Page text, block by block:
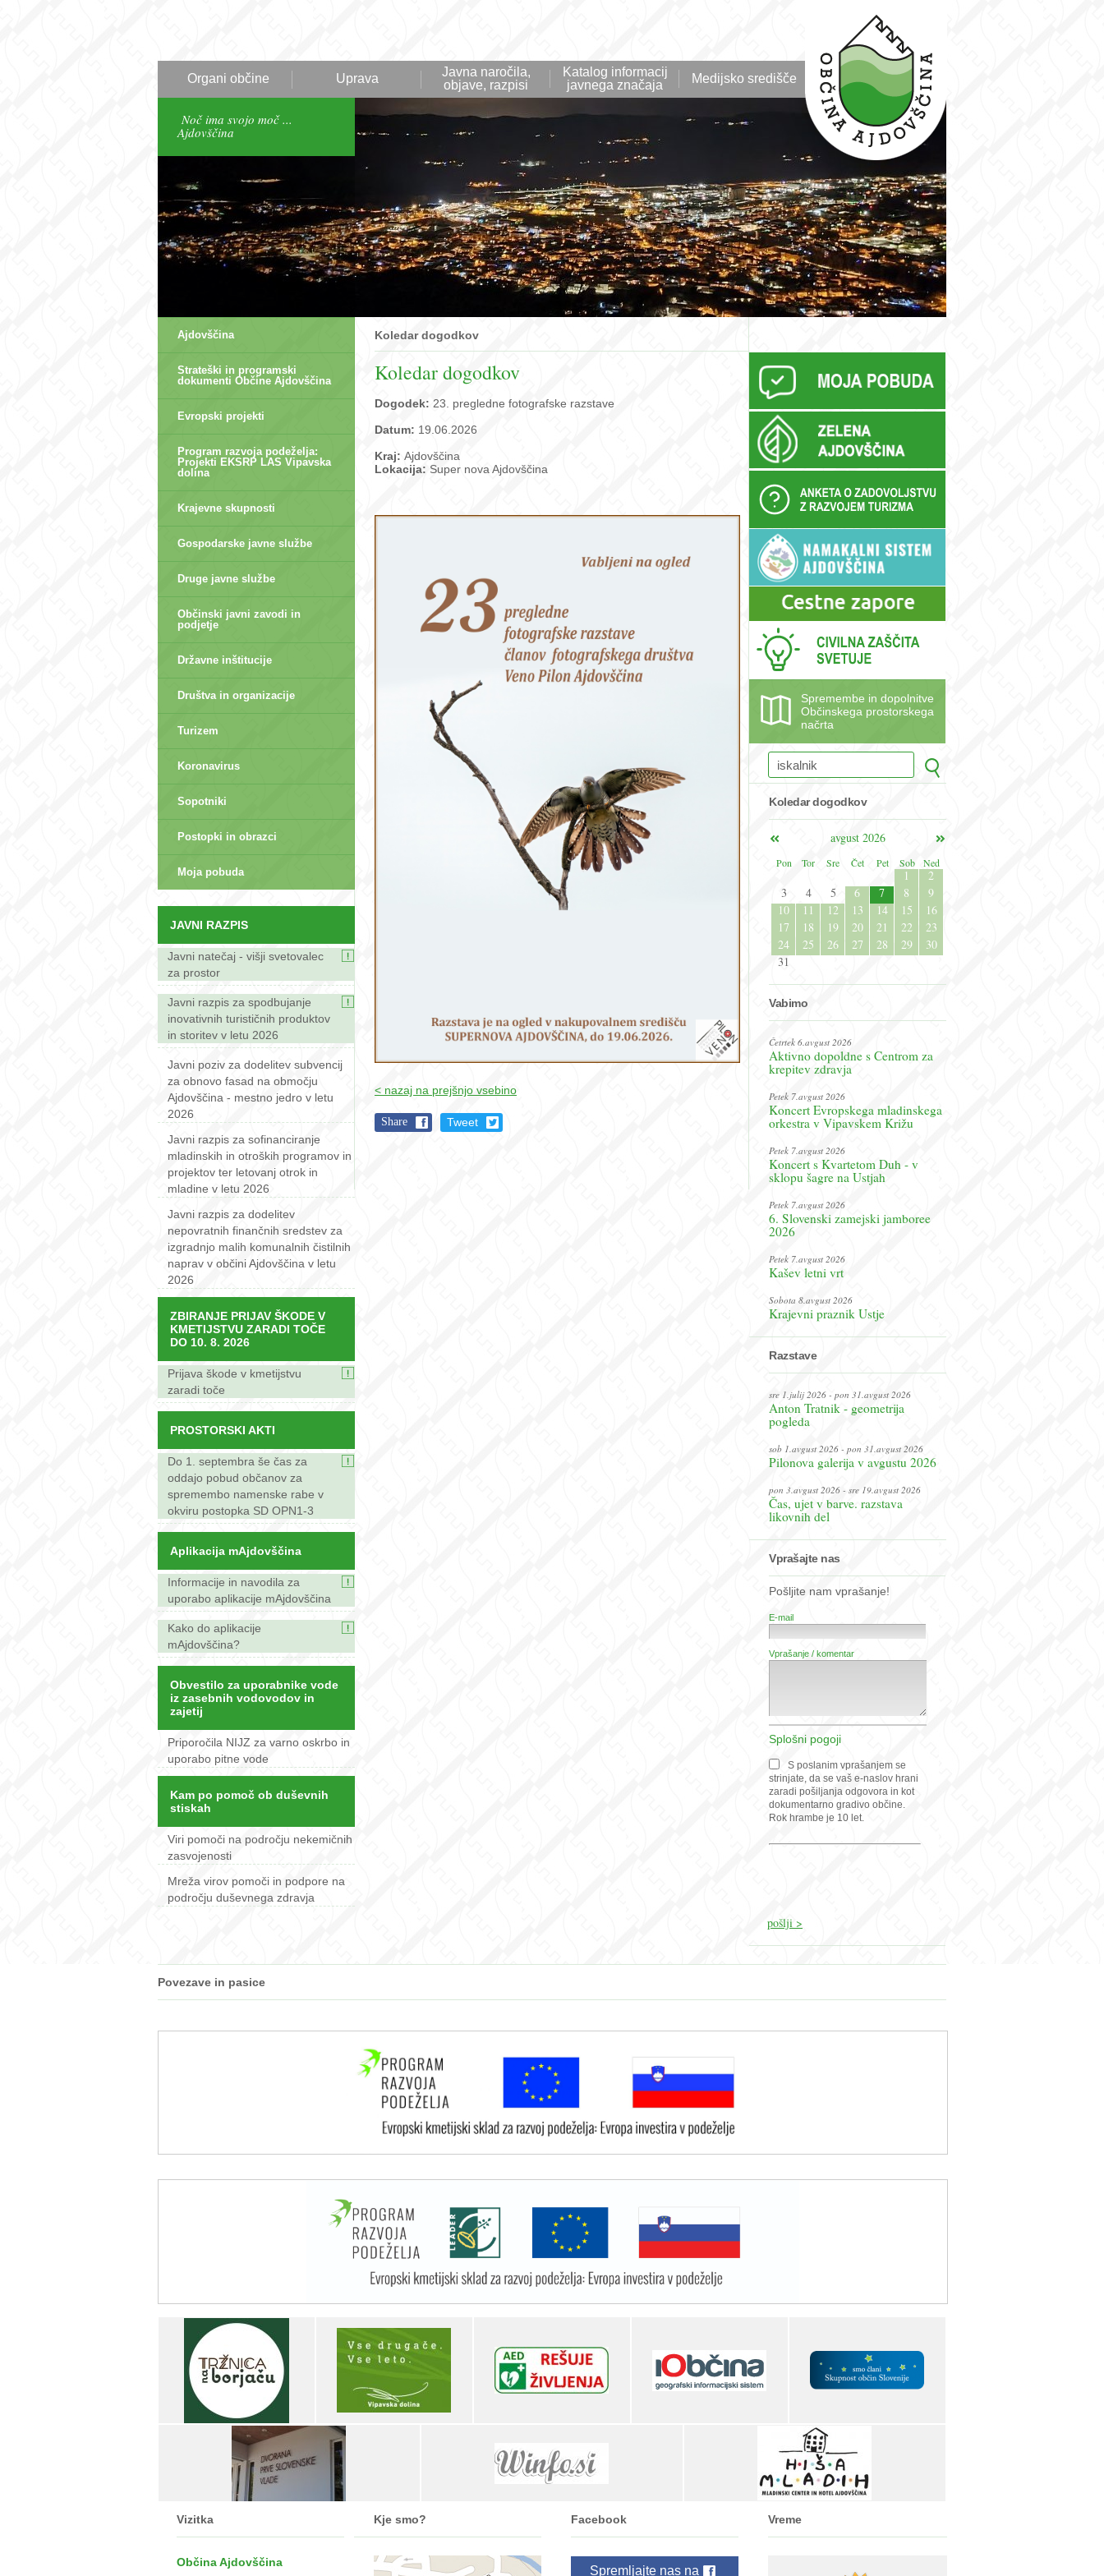
Organi občine Uprava
Javna naročila,
objave, razpisi
Katalog informacij
javnega značaja
Medijsko središče
Noč ima svojo moč ...
Ajdovščina
Ajdovščina
Strateški in programski
dokumenti Občine Ajdovščina
Evropski projekti
Program razvoja podeželja:
Projekti EKSRP LAS Vipavska
dolina
Krajevne skupnosti
Gospodarske javne službe
Druge javne službe
Občinski javni zavodi in
podjetje
Državne inštitucije
Društva in organizacije
Turizem
Koronavirus
Sopotniki
Postopki in obrazci
Moja pobuda
JAVNI RAZPIS
Javni natečaj - višji svetovalec
za prostor
Javni razpis za spodbujanje
inovativnih turističnih produktov
in storitev v letu 2026
Javni poziv za dodelitev subvencij
za obnovo fasad na območju
Ajdovščina - mestno jedro v letu
2026
Javni razpis za sofinanciranje
mladinskih in otroških programov in
projektov ter letovanj otrok in
mladine v letu 2026
Javni razpis za dodelitev
nepovratnih finančnih sredstev za
izgradnjo malih komunalnih čistilnih
naprav v občini Ajdovščina v letu
2026
ZBIRANJE PRIJAV ŠKODE V
KMETIJSTVU ZARADI TOČE
DO 10. 8. 2026
Prijava škode v kmetijstvu
zaradi toče
PROSTORSKI AKTI
Do 1. septembra še čas za
oddajo pobud občanov za
spremembo namenske rabe v
okviru postopka SD OPN1-3
Aplikacija mAjdovščina
Informacije in navodila za
uporabo aplikacije mAjdovščina
Kako do aplikacije
mAjdovščina?
Obvestilo za uporabnike vode
iz zasebnih vodovodov in
zajetij
Priporočila NIJZ za varno oskrbo in
uporabo pitne vode
Kam po pomoč ob duševnih
stiskah
Viri pomoči na področju nekemičnih
zasvojenosti
Mreža virov pomoči in podpore na
področju duševnega zdravja
Koledar dogodkov
Koledar dogodkov
Dogodek: 23. pregledne fotografske razstave
Datum: 19.06.2026
Kraj: Ajdovščina
Lokacija: Super nova Ajdovščina
< nazaj na prejšnjo vsebino
Share Tweet
Spremembe in dopolnitve
Občinskega prostorskega
načrta
Koledar dogodkov
avgust 2026
Pon
Tor Sre Čet Pet Sob Ned
1
2
3
4 5 6 7 8
9
10
11 12 13 14 15
16
17
18 19 20 21 22
23
24
25 26 27 28 29
30
31
Vabimo
Četrtek 6.avgust 2026
Aktivno dopoldne s Centrom za
krepitev zdravja
Petek 7.avgust 2026
Koncert Evropskega mladinskega
orkestra v Vipavskem Križu
Petek 7.avgust 2026
Koncert s Kvartetom Duh - v
sklopu šagre na Ustjah
Petek 7.avgust 2026
6. Slovenski zamejski jamboree
2026
Petek 7.avgust 2026
Kašev letni vrt
Sobota 8.avgust 2026
Krajevni praznik Ustje
Razstave
sre 1.julij 2026 - pon 31.avgust 2026
Anton Tratnik - geometrija
pogleda
sob 1.avgust 2026 - pon 31.avgust 2026
Pilonova galerija v avgustu 2026
pon 3.avgust 2026 - sre 19.avgust 2026
Čas, ujet v barve. razstava
likovnih del
Vprašajte nas
Pošljite nam vprašanje!
E-mail
Vprašanje / komentar
Splošni pogoji
S poslanim vprašanjem se
strinjate, da se vaš e-naslov hrani
zaradi pošiljanja odgovora in kot
dokumentarno gradivo občine.
Rok hrambe je 10 let.
Povezave in pasice
Vizitka
Občina Ajdovščina
Kje smo? Facebook
Spremljajte nas na
Vreme